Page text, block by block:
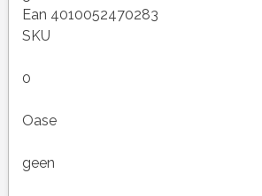
Ean 4010052470283
SKU
0
Oase
geen